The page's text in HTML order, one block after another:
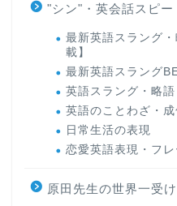
"シン"・英会話スピー
最新英語スラング
載】
最新英語スラング
英語スラング・略
英語のことわざ・成
日常生活の表現
恋愛英語表現・フ
原田先生の世界一受